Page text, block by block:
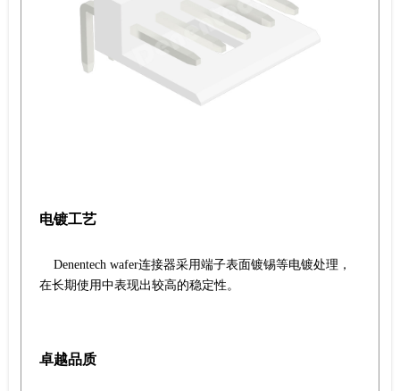
电镀工艺
Denentech wafer连接器采用端子表面镀锡等电镀处理，
在长期使用中表现出较高的稳定性。
卓越品质